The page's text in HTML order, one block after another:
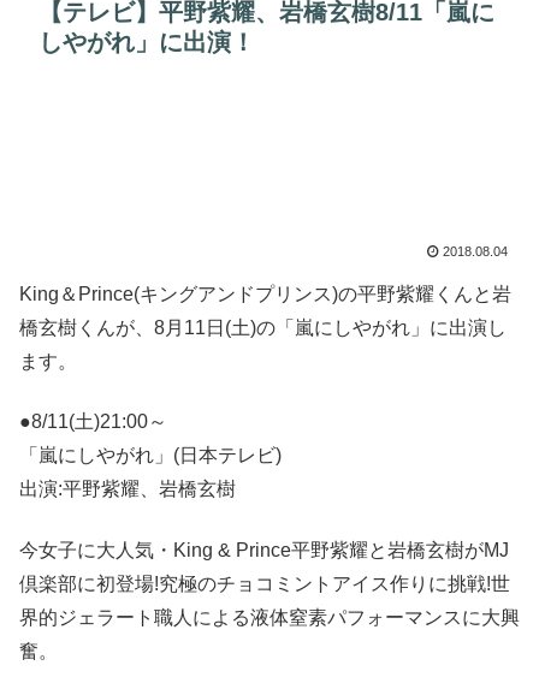
【テレビ】平野紫耀、岩橋玄樹8/11「嵐に
しやがれ」に出演！
2018.08.04
King＆Prince(キングアンドプリンス)の平野紫耀くんと岩
橋玄樹くんが、8月11日(土)の「嵐にしやがれ」に出演し
ます。
●8/11(土)21:00～
「嵐にしやがれ」(日本テレビ)
出演:平野紫耀、岩橋玄樹
今女子に大人気・King & Prince平野紫耀と岩橋玄樹がMJ
倶楽部に初登場!究極のチョコミントアイス作りに挑戦!世
界的ジェラート職人による液体窒素パフォーマンスに大興
奮。